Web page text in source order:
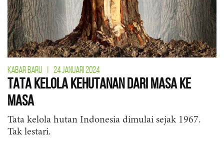
KABAR BARU 24 JANUARI 2024
Tata Kelola Kehutanan dari Masa ke
Masa
Tata kelola hutan Indonesia dimulai sejak 1967.
Tak lestari.